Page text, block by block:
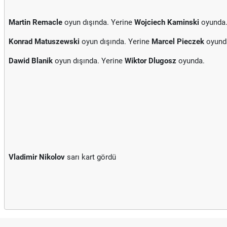
Martin Remacle oyun dışında. Yerine Wojciech Kaminski oyunda.
Konrad Matuszewski oyun dışında. Yerine Marcel Pieczek
Dawid Blanik oyun dışında. Yerine Wiktor Dlugosz oyunda.
Vladimir Nikolov sarı kart gördü